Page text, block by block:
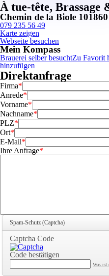
À tue-tête, Brassage
Chemin de la Biole 10
079 235 56 49
Karte zeigen
Webseite besuchen
Mein Kompass
Brauerei selber besuchtZu Favorit
hinzufügen
Direktanfrage
Firma*
Pflichtfeld
Anrede*
Pflichtfeld
Vorname*
Pflichtfeld
Nachname*
Pflichtfeld
PLZ*
Pflichtfeld
Ort*
Pflichtfeld
E-Mail*
Pflichtfeld
Ihre Anfrage*
Pflichtfeld
Spam-Schutz (Captcha)
Captcha Code
Code bestätigen
Was ist